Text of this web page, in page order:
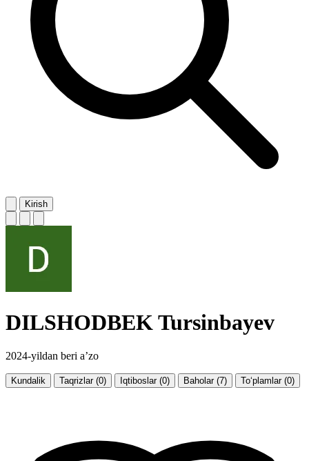
Kirish
DILSHODBEK Tursinbayev
2024-yildan beri a’zo
Kundalik Taqrizlar (0) Iqtiboslar (0) Baholar (7) To‘plamlar (0)